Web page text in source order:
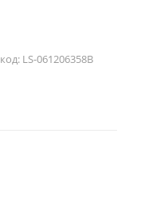
LS-061206358B